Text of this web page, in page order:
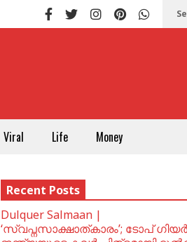
Viral Life Money
Recent Posts
Dulquer Salmaan |
‘സ്വപ്നസാക്ഷാത്കാരം’; ടോപ്